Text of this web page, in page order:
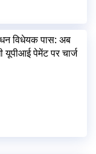
विधेयक पास: अब
पेमेंट पर चार्ज